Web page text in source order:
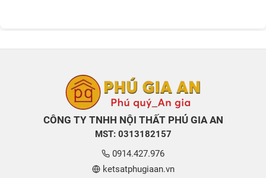
CÔNG TY TNHH NỘI THẤT PHÚ GIA AN
MST: 0313182157
0914.427.976
ketsatphugiaan.vn